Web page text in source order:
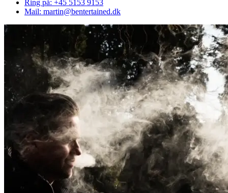
Ring på: +45 5153 9153
Mail: martin@bentertained.dk